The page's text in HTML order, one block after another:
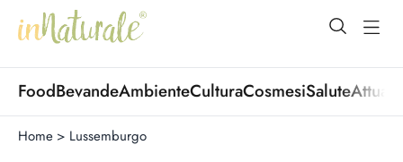
open
FoodBevandeAmbienteCulturaCosmesiSalute
Home > Lussemburgo